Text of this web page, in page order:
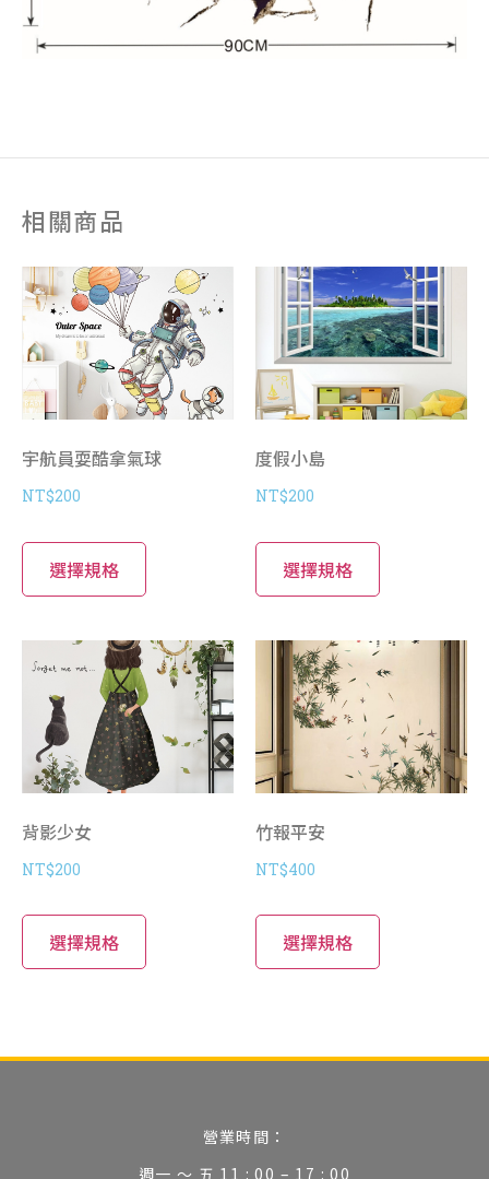
相關商品
宇航員耍酷拿氣球
NT$200
選擇規格
度假小島
NT$200
選擇規格
背影少女
NT$200
選擇規格
竹報平安
NT$400
選擇規格
營業時間：
週一 ～ 五 11 : 00 – 17 : 00